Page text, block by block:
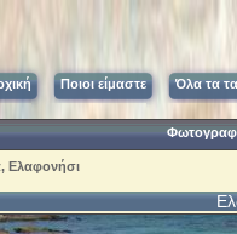
Ποιοι είμαστε Όλα τα
Ελαφονήσι